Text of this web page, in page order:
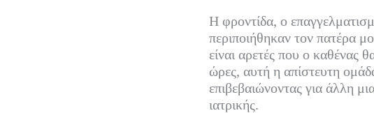
Η φροντίδα, ο
περιποιήθηκαν τον πατέρα
είναι αρετές που ο καθένας
ώρες, αυτή η απίστευτη
επιβεβαιώνοντας για άλλη
ιατρικής.